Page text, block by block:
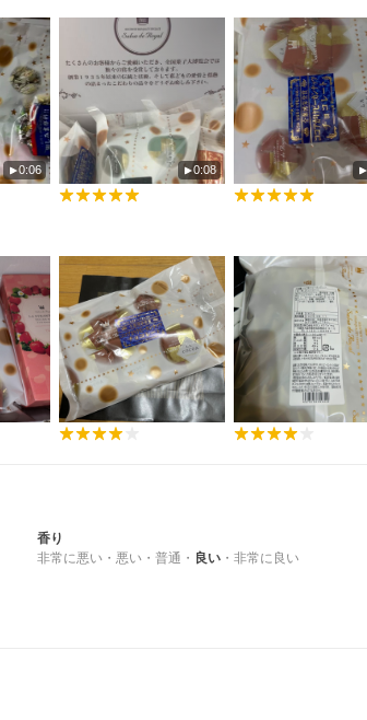
0:06 0:08
香り
非常に悪い ・ 悪い ・ 普通 ・ 良い ・ 非常に良い